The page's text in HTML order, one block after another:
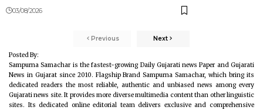
03/08/2026
Previous Next
Posted By:
Sampurna Samachar is the fastest-growing Daily Gujarati news Paper and Gujarati
News in Gujarat since 2010. Flagship Brand Sampurna Samachar, which bring its
dedicated readers the most reliable, authentic and unbiased news among every
Gujarati news site. It provides more diverse multimedia content than other linguistic
sites. Its dedicated online editorial team delivers exclusive and comprehensive